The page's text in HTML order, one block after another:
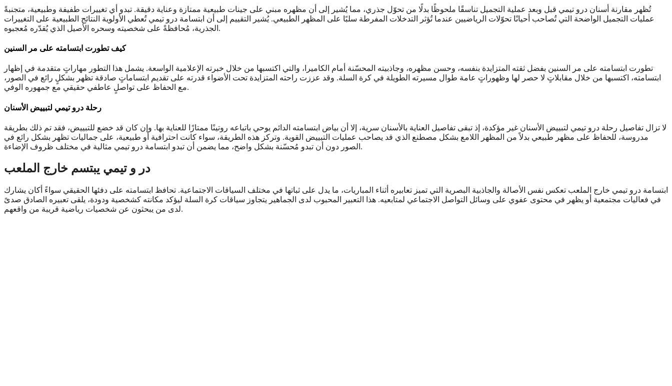
تُظهر مقارنة أسنان درو تيمي قبل وبعد عملية التجميل تناسقًا ملحوظًا بدلًا من تحوّل جذري، مما يُشير إلى أن مظهره مبني على جينات طبيعية ممتازة وعناية دقيقة. تبدو أي تغييرات طفيفة وطبيعية، متجنبةً
عمليات التجميل الواضحة التي تُصاحب أحيانًا تحوّلات الرياضيين عندما تُؤثر التدخلات المفرطة سلبًا على المظهر الطبيعي. يُشير التقييم إلى أن ابتسامة درو تيمي تُعطي الأولوية النتائج الطبيعية على التغييرات
الجذرية، مُحافظةً على شخصيته وسحره الأصيل الذي يُقدّره مُعجبوه.
كيف تطورت ابتسامته على مر السنين
تطورت ابتسامته على مر السنين بفضل ثقته المتزايدة بنفسه، وحسن مظهره، وجاذبيته المحسّنة أمام الكاميرا، والتي اكتسبها من خلال خبرته الإعلامية الواسعة. يشمل هذا التطور مهاراتٍ متقدمة في إظهار
ابتسامته، اكتسبها من خلال مقابلاتٍ لا حصر لها وظهوراتٍ عامة طوال مسيرته الطويلة في كرة السلة. وقد عززت راحته المتزايدة تحت الأضواء قدرته على تقديم ابتساماتٍ صادقة تظهر بشكلٍ رائع في الصور،
مع الحفاظ على تواصلٍ عاطفي حقيقي مع جمهوره الوفي.
رحلة درو تيمي لتبييض الأسنان
لا تزال تفاصيل رحلة درو تيمي لتبييض الأسنان غير مؤكدة، إذ تبقى تفاصيل العناية بالأسنان سرية، إلا أن بياض ابتسامته الدائم يوحي باتباعه روتينًا ممتازًا للعناية بها. وإن كان قد خضع للتبييض، فقد تم ذلك بطريقة
مدروسة، للحفاظ على مظهر طبيعي بدلاً من المظهر اللامع بشكل مصطنع الذي قد يصاحب عمليات التبييض القوية. وتركز هذه الطريقة، سواء كانت احترافية أو طبيعية، على جماليات تظهر بشكل رائع في
الصور دون أن تبدو مُحسّنة بشكل واضح، مما يضمن أن تبدو ابتسامة درو تيمي مثالية في مختلف ظروف الإضاءة.
در و تيمي يبتسم خارج الملعب
ابتسامة درو تيمي خارج الملعب تعكس نفس الأصالة والجاذبية البصرية التي تميز تعابيره أثناء المباريات، ما يدل على ثباتها في مختلف السياقات الاجتماعية. تحافظ ابتسامته على دفئها الحقيقي سواءً أكان يشارك
في فعاليات مجتمعية أو يظهر في محتوى عفوي على وسائل التواصل الاجتماعي لمتابعيه. هذا التعبير المحبوب لدى الجماهير يتجاوز سياقات كرة السلة ليؤكد مكانته كشخصية ودودة، يلقى تعبيره الصادق صدىً
لدى من يبحثون عن شخصيات رياضية قريبة من واقعهم.